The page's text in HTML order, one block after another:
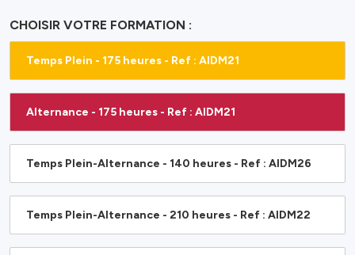
CHOISIR VOTRE FORMATION :
Temps Plein - 175 heures - Ref : AIDM21
Alternance - 175 heures - Ref : AIDM21
Temps Plein-Alternance - 140 heures - Ref : AIDM26
Temps Plein-Alternance - 210 heures - Ref : AIDM22